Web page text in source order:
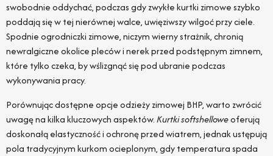
swobodnie oddychać, podczas gdy zwykłe kurtki zimowe szybko
poddają się w tej nierównej walce, uwięziwszy wilgoć przy ciele.
Spodnie ogrodniczki zimowe, niczym wierny strażnik, chronią
newralgiczne okolice pleców i nerek przed podstępnym zimnem,
które tylko czeka, by wślizgnąć się pod ubranie podczas
wykonywania pracy.
Porównując dostępne opcje odzieży zimowej BHP, warto zwrócić
uwagę na kilka kluczowych aspektów.Kurtki softshelloweoferują
doskonałą elastyczność i ochronę przed wiatrem, jednak ustępują
pola tradycyjnym kurkom ocieplonym, gdy temperatura spada